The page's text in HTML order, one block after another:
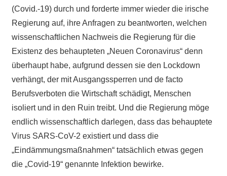
(Covid.-19) durch und forderte immer wieder die irische
Regierung auf, ihre Anfragen zu beantworten, welchen
wissenschaftlichen Nachweis die Regierung für die
Existenz des behaupteten „Neuen Coronavirus“ denn
überhaupt habe, aufgrund dessen sie den Lockdown
verhängt, der mit Ausgangssperren und de facto
Berufsverboten die Wirtschaft schädigt, Menschen
isoliert und in den Ruin treibt. Und die Regierung möge
endlich wissenschaftlich darlegen, dass das behauptete
Virus SARS-CoV-2 existiert und dass die
„Eindämmungsmaßnahmen“ tatsächlich etwas gegen
die „Covid-19“ genannte Infektion bewirke.